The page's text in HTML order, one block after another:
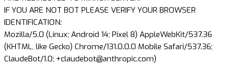
IF YOU ARE NOT BOT PLEASE VERIFY YOUR BROWSER
IDENTIFICATION:
Mozilla/5.0 (Linux; Android 14; Pixel 8) AppleWebKit/537.36
(KHTML, like Gecko) Chrome/131.0.0.0 Mobile Safari/537.36;
ClaudeBot/1.0; +claudebot@anthropic.com)